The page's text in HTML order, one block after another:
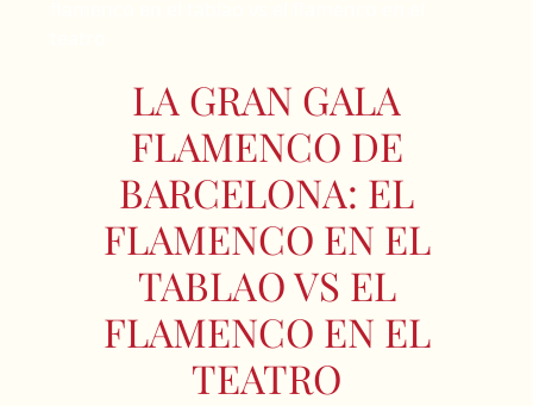
LA GRAN GALA
FLAMENCO DE
BARCELONA: EL
FLAMENCO EN EL
TABLAO VS EL
FLAMENCO EN EL
TEATRO